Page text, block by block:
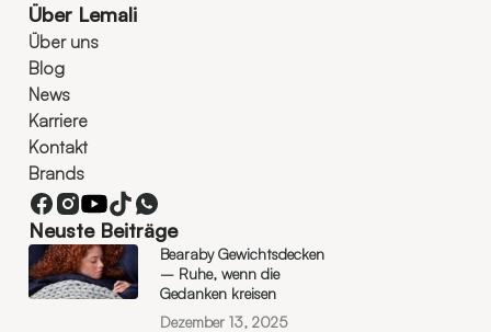
Über Lemali
Über uns
Blog
News
Karriere
Kontakt
Brands
Neuste Beiträge
Bearaby Gewichtsdecken
– Ruhe, wenn die
Gedanken kreisen
Dezember 13, 2025